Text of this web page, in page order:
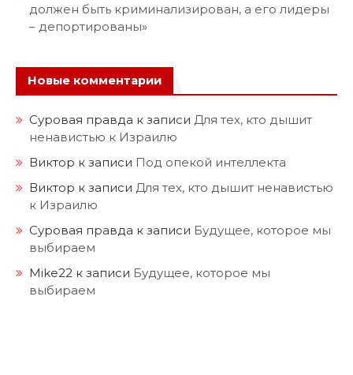
должен быть криминализирован, а его лидеры
– депортированы»
Новые комментарии
Суровая правда к записи Для тех, кто дышит
ненавистью к Израилю
Виктор к записи Под опекой интеллекта
Виктор к записи Для тех, кто дышит ненавистью
к Израилю
Суровая правда к записи Будущее, которое мы
выбираем
Mike22 к записи Будущее, которое мы
выбираем